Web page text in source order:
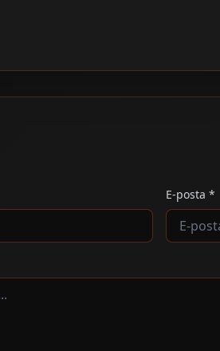
E-posta *